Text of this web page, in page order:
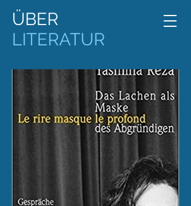
ÜBER
LITERATUR